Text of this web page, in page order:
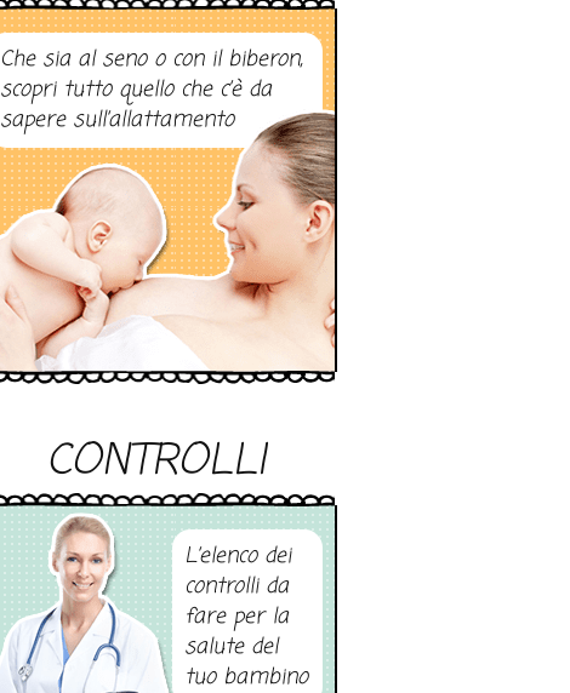
Che sia al seno o con il biberon,
scopri tutto quello che c’è da
sapere sull’allattamento
CONTROLLI
L’elenco dei
controlli da
fare per la
salute del
tuo bambino